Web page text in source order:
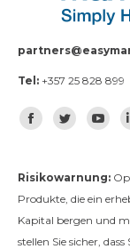
Tel: +357 25 828 899
Finden Sie uns
Facebook
Twitter
Risikowarnung:
Produkte, die ein
Kapital bergen und
stellen Sie sicher,